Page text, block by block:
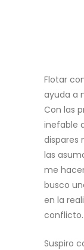
Flotar
ayuda a
Con las
inefable
dispares
las
me
busco
en la
conflicto.
Suspiro